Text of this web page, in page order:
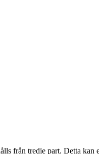
från tredje part. Detta kan